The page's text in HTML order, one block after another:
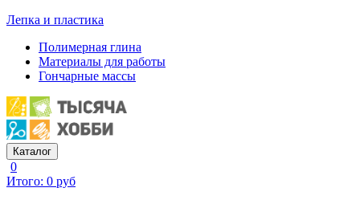
Лепка и пластика
Полимерная глина
Материалы для работы
Гончарные массы
Каталог
0
Итого: 0 руб